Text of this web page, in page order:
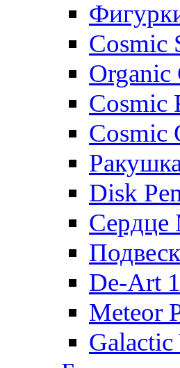
Cosmic
Organic
Cosmic
Cosmic
Disk
Сердце
De-Art
Meteor
Galactic